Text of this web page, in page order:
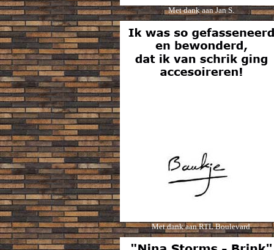
Met dank aan Jan S.
Met dank aanRTL Boulevard